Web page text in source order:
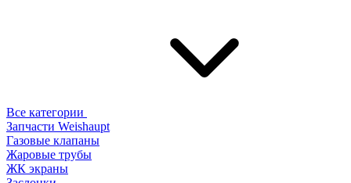
Все категории
Запчасти Weishaupt
Газовые клапаны
Жаровые трубы
ЖК экраны